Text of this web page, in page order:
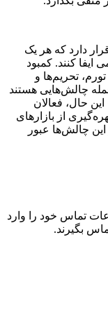
دارد که هر یک
کنند. کمبود
تحریم‌ها و
چالش‌هایی هستند
حال، فعالان
از بازارهای
چالش‌ها عبور
تماس خود را وارد
بگیرند.